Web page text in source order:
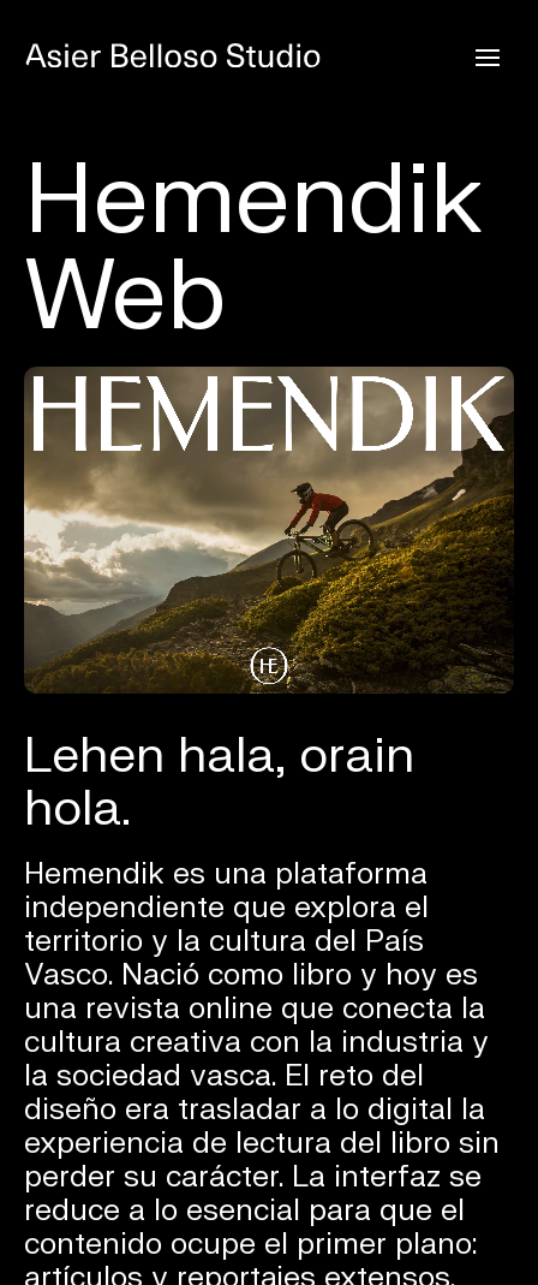
Hemendik
Web
Lehen hala, orain
hola.
Hemendik es una plataforma
independiente que explora el
territorio y la cultura del País
Vasco. Nació como libro y hoy es
una revista online que conecta la
cultura creativa con la industria y
la sociedad vasca. El reto del
diseño era trasladar a lo digital la
experiencia de lectura del libro sin
perder su carácter. La interfaz se
reduce a lo esencial para que el
contenido ocupe el primer plano:
artículos y reportajes extensos,